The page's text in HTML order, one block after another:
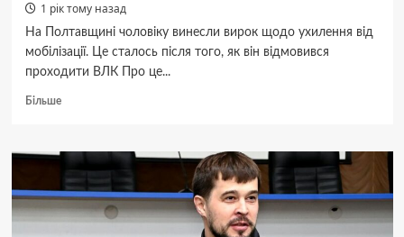
1 рік тому назад
На Полтавщині чоловіку винесли вирок щодо ухилення від
мобілізації. Це сталось після того, як він відмовився
проходити ВЛК Про це...
БільшеДокладніше
оформити
хворою
мамою: